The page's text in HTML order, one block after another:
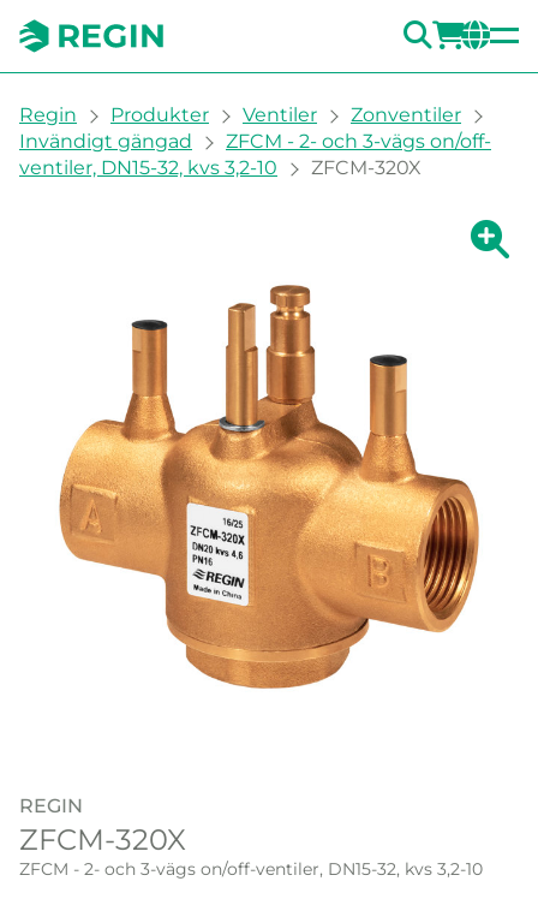
SÖK
You are here:
Regin Produkter Ventiler
Zonventiler
Invändigt gängad
ZFCM - 2- och 3-vägs on/off-
ventiler, DN15-32, kvs 3,2-10
ZFCM-320X
Visa
REGIN
ZFCM-320X
ZFCM - 2- och 3-vägs on/off-ventiler, DN15-32, kvs 3,2-10